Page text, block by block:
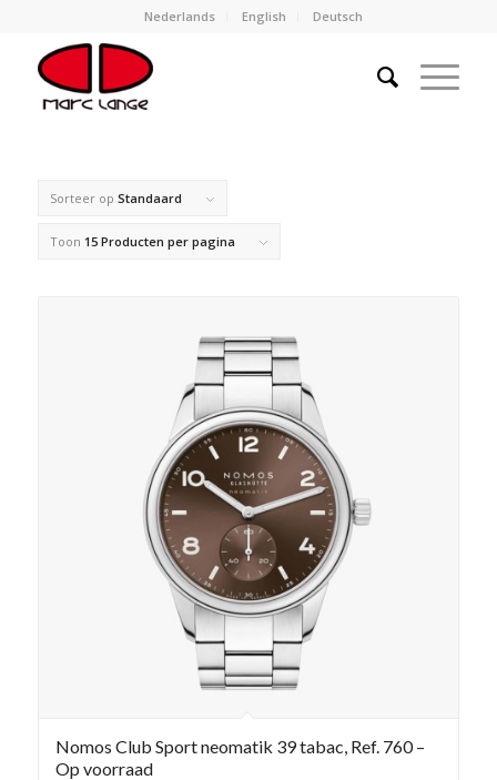
Nederlands English Deutsch
Sorteer op Standaard
Toon 15 Producten per pagina
Nomos Club Sport neomatik 39 tabac, Ref. 760 –
Op voorraad